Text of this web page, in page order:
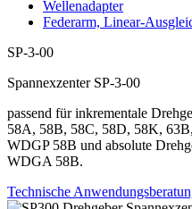
Wellenadapter
Federarm, Linear-
SP-3-00
Spannexzenter SP-3-00
passend für inkrementale
58A, 58B, 58C, 58D, 58K,
WDGP 58B und absolute
WDGA 58B.
Technische